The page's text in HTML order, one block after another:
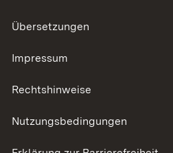
Übersetzungen
Impressum
Rechtshinweise
Nutzungsbedingungen